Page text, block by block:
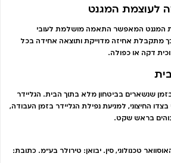
לעוצמת המגנט
המגנט המאפשר התאמה מושלמת לעובי
מתקבלת אחיזה מדוייקת ותוצאה אחידה בכל
דקה או כפולה.
שנשארים בביטחון מלא בתוך הבית. הגליידר
החיצוני, למניעת נפילת הגליידר בזמן העבודה,
בראש שקט.
טכנולוגי, סין. יבואן: טירולר בע"מ. כתובת: